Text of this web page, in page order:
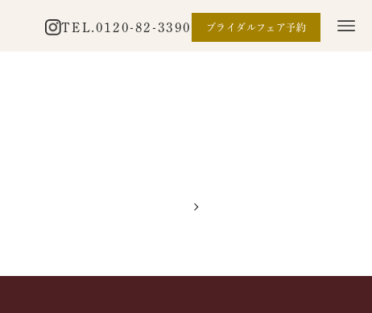
TEL. 0120-82-3390 ブライダルフェア予約